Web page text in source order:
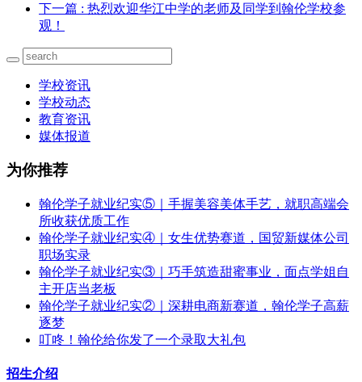
下一篇 : 热烈欢迎华江中学的老师及同学到翰伦学校参
观！
学校资讯
学校动态
教育资讯
媒体报道
为你推荐
翰伦学子就业纪实⑤｜手握美容美体手艺，就职高端会
所收获优质工作
翰伦学子就业纪实④｜女生优势赛道，国贸新媒体公司
职场实录
翰伦学子就业纪实③｜巧手筑造甜蜜事业，面点学姐自
主开店当老板
翰伦学子就业纪实②｜深耕电商新赛道，翰伦学子高薪
逐梦
叮咚！翰伦给你发了一个录取大礼包
招生介绍